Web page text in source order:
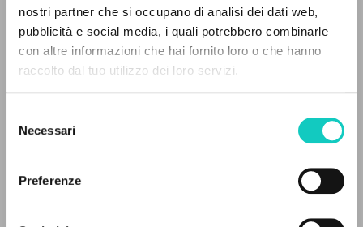
nostri partner che si occupano di analisi dei dati web,
pubblicità e social media, i quali potrebbero combinarle
con altre informazioni che hai fornito loro o che hanno
raccolto dal tuo utilizzo dei loro servizi.
delNecessari
Preferenze
Giussani Carmen
Traduttore
Giussani Luigi
Pagine: 200
RISULTATI SUCCESSIVI